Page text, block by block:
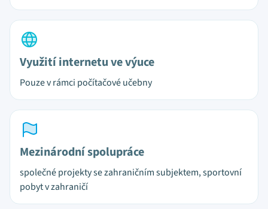
Využití internetu ve výuce
Pouze v rámci počítačové učebny
Mezinárodní spolupráce
společné projekty se zahraničním subjektem, sportovní
pobyt v zahraničí